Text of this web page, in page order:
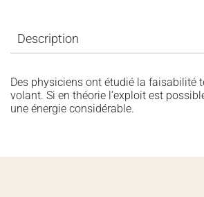
Description
Des physiciens ont étudié la faisabilité
volant. Si en théorie l’exploit est
une énergie considérable.